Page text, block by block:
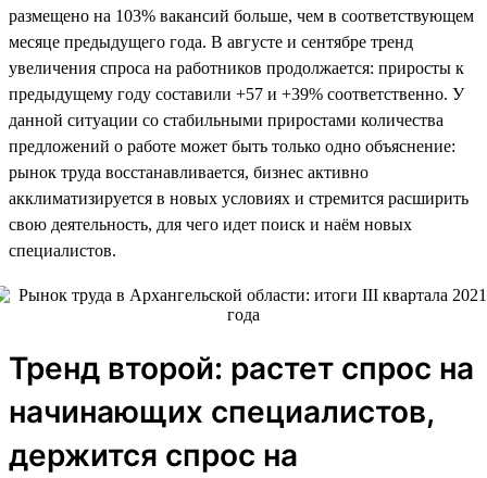
размещено на 103% вакансий больше, чем в соответствующем
месяце предыдущего года. В августе и сентябре тренд
увеличения спроса на работников продолжается: приросты к
предыдущему году составили +57 и +39% соответственно. У
данной ситуации со стабильными приростами количества
предложений о работе может быть только одно объяснение:
рынок труда восстанавливается, бизнес активно
акклиматизируется в новых условиях и стремится расширить
свою деятельность, для чего идет поиск и наём новых
специалистов.
Тренд второй: растет спрос на
начинающих специалистов,
держится спрос на